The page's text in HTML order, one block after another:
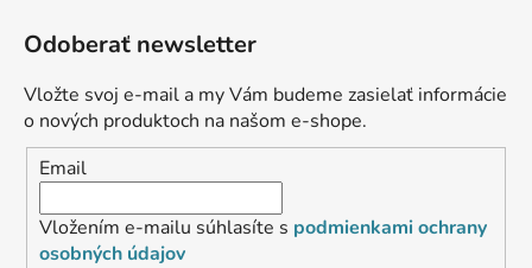
Odoberať newsletter
Vložte svoj e-mail a my Vám budeme zasielať informácie
o nových produktoch na našom e-shope.
Email
Vložením e-mailu súhlasíte s podmienkami ochrany
osobných údajov